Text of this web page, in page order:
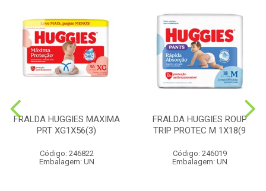
FRALDA HUGGIES MAXIMA
PRT XG1X56(3)
Código: 246822
Embalagem: UN
FRALDA HUGGIES ROUP
TRIP PROTEC M 1X18(9
Código: 246019
Embalagem: UN